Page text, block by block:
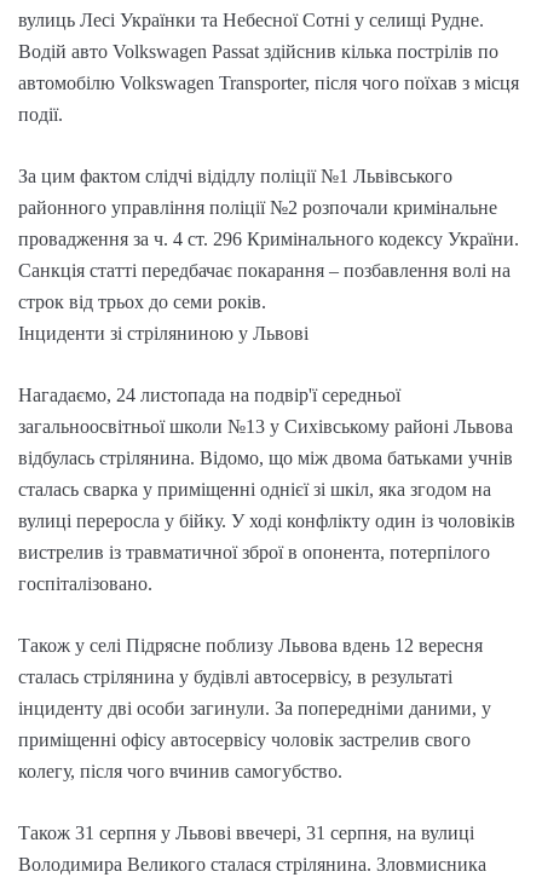
вулиць Лесі Українки та Небесної Сотні у селищі Рудне.
Водій авто Volkswagen Passat здійснив кілька пострілів по
автомобілю Volkswagen Transporter, після чого поїхав з місця
події.
За цим фактом слідчі відідлу поліції №1 Львівського
районного управління поліції №2 розпочали кримінальне
провадження за ч. 4 ст. 296 Кримінального кодексу України.
Санкція статті передбачає покарання – позбавлення волі на
строк від трьох до семи років.
Інциденти зі стріляниною у Львові
Нагадаємо, 24 листопада на подвір'ї середньої
загальноосвітньої школи №13 у Сихівському районі Львова
відбулась стрілянина. Відомо, що між двома батьками учнів
сталась сварка у приміщенні однієї зі шкіл, яка згодом на
вулиці переросла у бійку. У ході конфлікту один із чоловіків
вистрелив із травматичної зброї в опонента, потерпілого
госпіталізовано.
Також у селі Підрясне поблизу Львова вдень 12 вересня
сталась стрілянина у будівлі автосервісу, в результаті
інциденту дві особи загинули. За попередніми даними, у
приміщенні офісу автосервісу чоловік застрелив свого
колегу, після чого вчинив самогубство.
Також 31 серпня у Львові ввечері, 31 серпня, на вулиці
Володимира Великого сталася стрілянина. Зловмисника